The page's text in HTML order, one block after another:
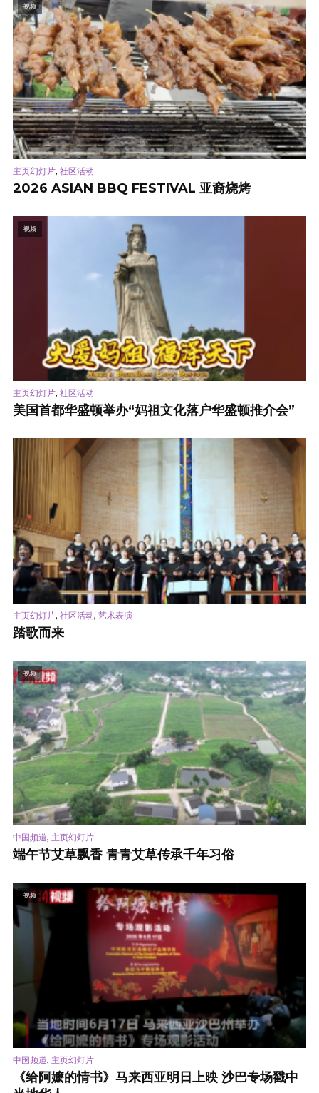
视频
主页幻灯片, 社区活动
2026 ASIAN BBQ FESTIVAL 亚裔烧烤
视频
主页幻灯片, 社区活动
美国首都华盛顿举办“妈祖文化落户华盛顿推介会”
主页幻灯片, 社区活动, 艺术表演
踏歌而来
视频
中国频道, 主页幻灯片
端午节艾草飘香 青青艾草传承千年习俗
视频
中国频道, 主页幻灯片
《给阿嬷的情书》马来西亚明日上映 沙巴专场戳中